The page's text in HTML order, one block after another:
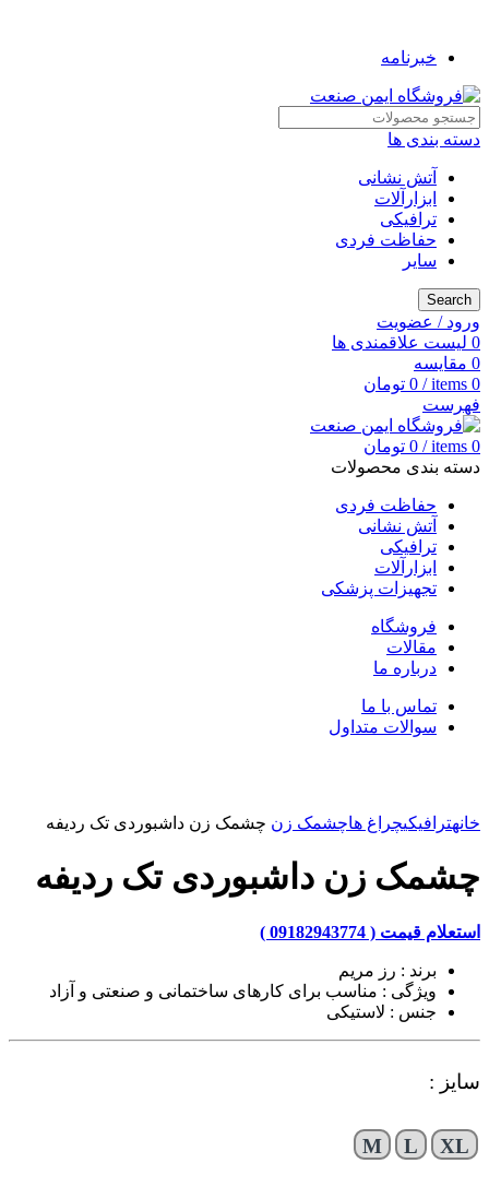
خبرنامه
دسته بندی ها
آتش نشانی
ابزارآلات
ترافیکی
حفاظت فردی
سایر
Search
ورود / عضویت
0 لیست علاقمندی ها
0 مقایسه
0
items
/
0 تومان
فهرست
0
items
/
0 تومان
دسته بندی محصولات
حفاظت فردی
آتش نشانی
ترافیکی
ابزارآلات
تجهیزات پزشکی
فروشگاه
مقالات
درباره ما
تماس با ما
سوالات متداول
خانهترافیکیچراغ هاچشمک زن چشمک زن داشبوردی تک ردیفه
چشمک زن داشبوردی تک ردیفه
استعلام قیمت ( 09182943774 )
برند : رز مریم
ویژگی : مناسب برای کارهای ساختمانی و صنعتی و آزاد
جنس : لاستیکی
سایز :
M L XL